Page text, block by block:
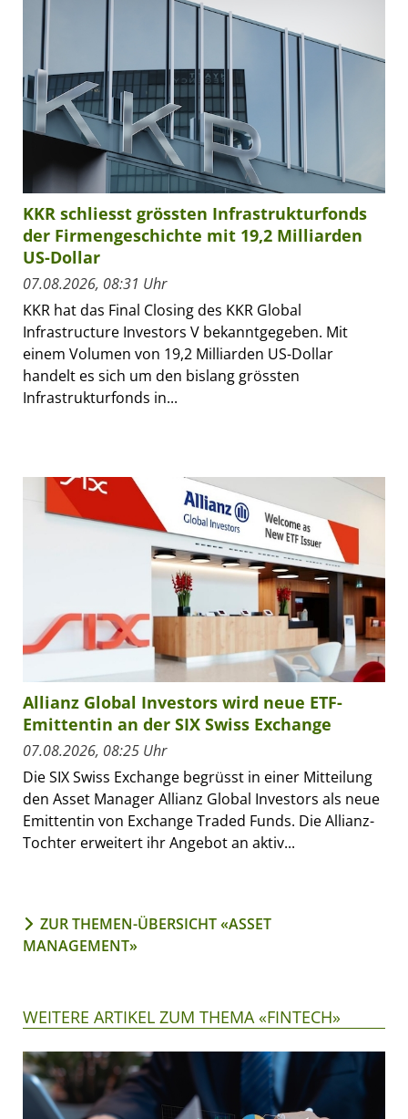
KKR schliesst grössten Infrastrukturfonds
der Firmengeschichte mit 19,2 Milliarden
US-Dollar
07.08.2026, 08:31 Uhr
KKR hat das Final Closing des KKR Global
Infrastructure Investors V bekanntgegeben. Mit
einem Volumen von 19,2 Milliarden US-Dollar
handelt es sich um den bislang grössten
Infrastrukturfonds in...
Allianz Global Investors wird neue ETF-
Emittentin an der SIX Swiss Exchange
07.08.2026, 08:25 Uhr
Die SIX Swiss Exchange begrüsst in einer Mitteilung
den Asset Manager Allianz Global Investors als neue
Emittentin von Exchange Traded Funds. Die Allianz-
Tochter erweitert ihr Angebot an aktiv...
ZUR THEMEN-ÜBERSICHT «ASSET
MANAGEMENT»
WEITERE ARTIKEL ZUM THEMA «FINTECH»